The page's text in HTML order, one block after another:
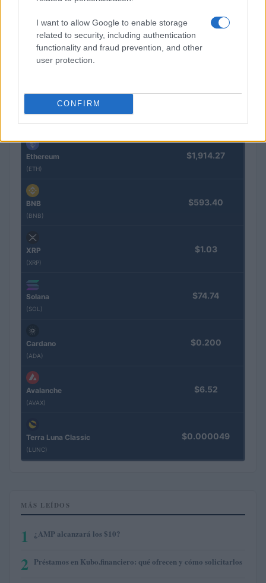
I want to allow Google to enable storage
related to security, including authentication
functionality and fraud prevention, and other
user protection.
CONFIRM
COTIZACIONES CRYPTO
(BTC)
Ethereum
(ETH)
$1,914.27
BNB
(BNB)
$593.40
XRP
(XRP)
$1.03
Solana
(SOL)
$74.74
Cardano
(ADA)
$0.200
Avalanche
(AVAX)
$6.52
Terra Luna Classic
(LUNC)
$0.000049
MÁS LEÍDOS
1 ¿AMP alcanzará los $10?
2 Préstamos en Kubo.financiero: qué ofrecen y cómo solicitarlos